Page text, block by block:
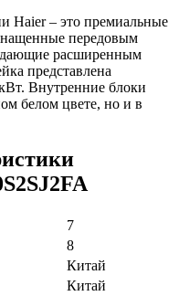
Haier – это премиальные
передовым
расширенным
представлена
Внутренние блоки
белом цвете, но и в
7
8
Китай
Китай